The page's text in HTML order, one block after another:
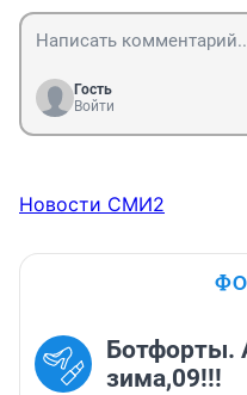
Гость
Войти
Новости СМИ2
Ботфорты.
зима,09!!!